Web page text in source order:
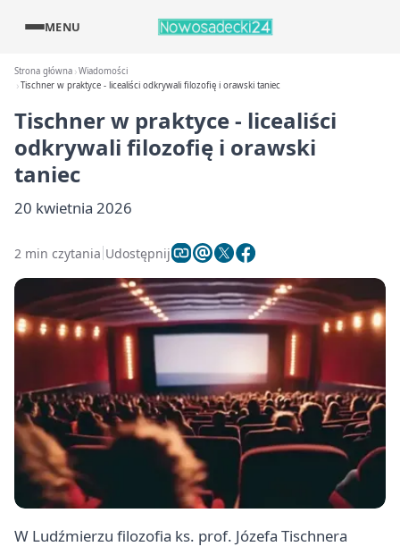
MENU
Strona główna Wiadomości
Tischner w praktyce - licealiści odkrywali filozofię i orawski taniec
Tischner w praktyce - licealiści
odkrywali filozofię i orawski
taniec
20 kwietnia 2026
2 min czytania Udostępnij
W Ludźmierzu filozofia ks. prof. Józefa Tischnera